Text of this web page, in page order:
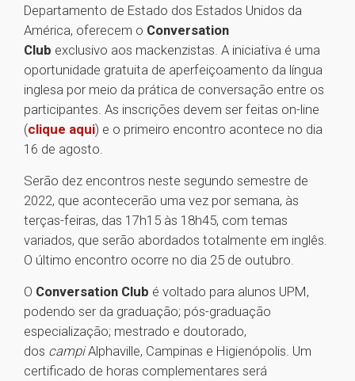
Departamento de Estado dos Estados Unidos da
América, oferecem o Conversation
Club exclusivo aos mackenzistas. A iniciativa é uma
oportunidade gratuita de aperfeiçoamento da língua
inglesa por meio da prática de conversação entre os
participantes. As inscrições devem ser feitas on-line
(clique aqui) e o primeiro encontro acontece no dia
16 de agosto.
Serão dez encontros neste segundo semestre de
2022, que acontecerão uma vez por semana, às
terças-feiras, das 17h15 às 18h45, com temas
variados, que serão abordados totalmente em inglês.
O último encontro ocorre no dia 25 de outubro.
O Conversation Club é voltado para alunos UPM,
podendo ser da graduação; pós-graduação
especialização; mestrado e doutorado,
dos campiAlphaville, Campinas e Higienópolis. Um
certificado de horas complementares será